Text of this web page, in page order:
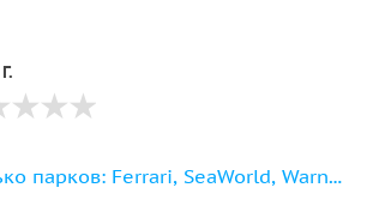
Билет в несколько парков: Ferrari, SeaWorld, Warner Bros. и YasWaterWorld